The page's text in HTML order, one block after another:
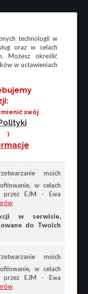
technologii w
oraz w celach
Możesz określić
w ustawieniach
swój
)
moich
w celach
przez EJM - Ewa
w serwisie,
do Twoich
moich
w celach
przez EJM - Ewa